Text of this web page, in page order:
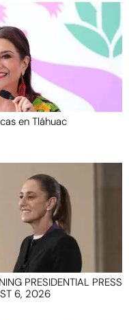
en Tláhuac
PRESIDENTIAL PRESS
6, 2026